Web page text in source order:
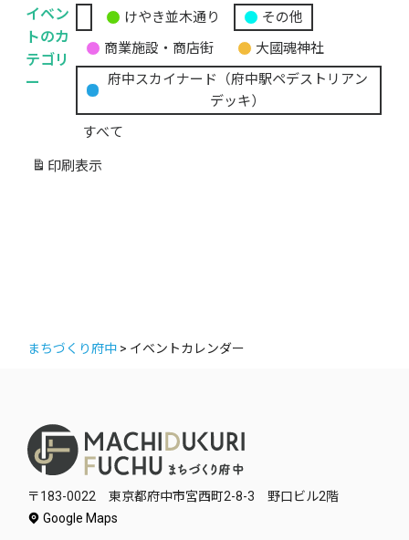
イベン
トのカ
テゴリ
ー
無
題
の
カ
テ
ゴ
リ
けやき並木通り
その他
商業施設・商店街
大國魂神社
府中スカイナード（府中駅ペデストリアン
デッキ）
すべて
印刷 表示
まちづくり府中 > イベントカレンダー
〒183-0022 東京都府中市宮西町2-8-3 野口ビル2階
Google Maps